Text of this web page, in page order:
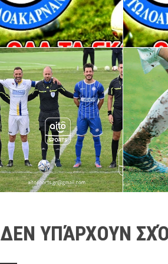
ΔΕΝ ΥΠΆΡΧΟΥΝ